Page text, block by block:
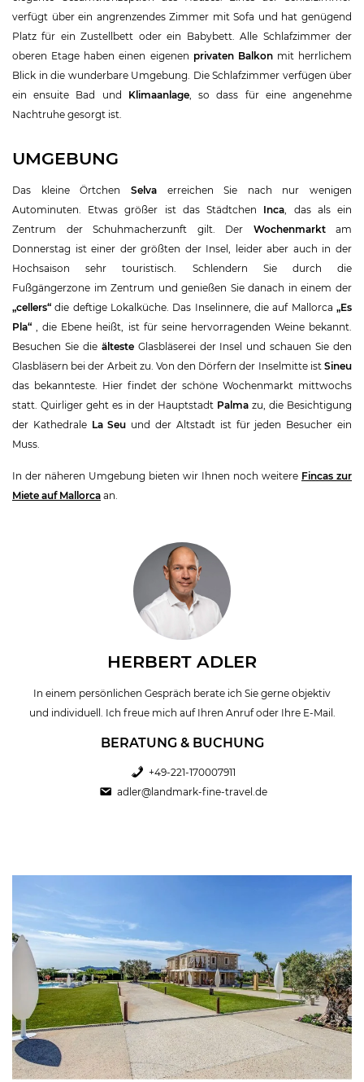
verfügt über ein angrenzendes Zimmer mit Sofa und hat genügend
Platz für ein Zustellbett oder ein Babybett. Alle Schlafzimmer der
oberen Etage haben einen eigenen privaten Balkonmit herrlichem
Blick in die wunderbare Umgebung. Die Schlafzimmer verfügen über
ein ensuite Bad und Klimaanlage, so dass für eine angenehme
Nachtruhe gesorgt ist.
UMGEBUNG
Das kleine Örtchen Selvaerreichen Sie nach nur wenigen
Autominuten. Etwas größer ist das Städtchen Inca , das als ein
Zentrum der Schuhmacherzunft gilt. Der Wochenmarktam
Donnerstag ist einer der größten der Insel, leider aber auch in der
Hochsaison sehr touristisch. Schlendern Sie durch die
Fußgängerzone im Zentrum und genießen Sie danach in einem der
„cellers“ die deftige Lokalküche. Das Inselinnere, die auf Mallorca „Es
Pla“ , die Ebene heißt, ist für seine hervorragenden Weine bekannt.
Besuchen Sie die ältesteGlasbläserei der Insel und schauen Sie den
Glasbläsern bei der Arbeit zu. Von den Dörfern der Inselmitte ist Sineu
das bekannteste. Hier findet der schöne Wochenmarkt mittwochs
statt. Quirliger geht es in der Hauptstadt Palma zu, die Besichtigung
der KathedraleLa Seu und der Altstadt ist für jeden Besucher ein
Muss.
In der näheren Umgebung bieten wir Ihnen noch weitere Fincas zur
Miete auf Mallorca an.
HERBERT ADLER
In einem persönlichen Gespräch berate ich Sie gerne objektiv
und individuell. Ich freue mich auf Ihren Anruf oder Ihre E-Mail.
BERATUNG & BUCHUNG
+49-221-170007911
adler@landmark-fine-travel.de